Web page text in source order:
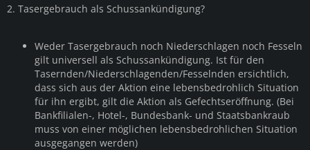
2. Tasergebrauch als Schussankündigung?
Weder Tasergebrauch noch Niederschlagen noch Fesseln
gilt universell als Schussankündigung. Ist für den
Tasernden/Niederschlagenden/Fesselnden ersichtlich,
dass sich aus der Aktion eine lebensbedrohlich Situation
für ihn ergibt, gilt die Aktion als Gefechtseröffnung. (Bei
Bankfilialen-, Hotel-, Bundesbank- und Staatsbankraub
muss von einer möglichen lebensbedrohlichen Situation
ausgegangen werden)